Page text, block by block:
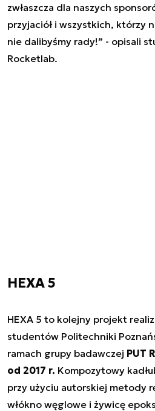
zwłaszcza dla naszych
przyjaciół i wszystkich, którzy
nie dalibyśmy rady!” - opisali
Rocketlab.
HEXA 5
HEXA 5 to kolejny projekt
studentów Politechniki
ramach grupy badawczej PUT
od 2017 r. Kompozytowy
przy użyciu autorskiej metody
włókno węglowe i żywicę